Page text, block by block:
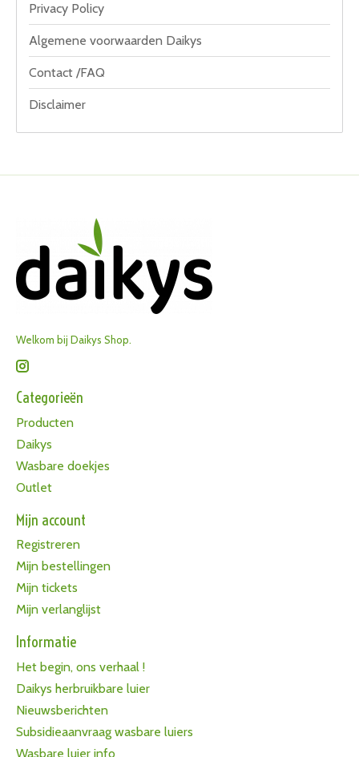
Privacy Policy
Algemene voorwaarden Daikys
Contact /FAQ
Disclaimer
Welkom bij Daikys Shop.
Categorieën
Producten
Daikys
Wasbare doekjes
Outlet
Mijn account
Registreren
Mijn bestellingen
Mijn tickets
Mijn verlanglijst
Informatie
Het begin, ons verhaal !
Daikys herbruikbare luier
Nieuwsberichten
Subsidieaanvraag wasbare luiers
Wasbare luier info